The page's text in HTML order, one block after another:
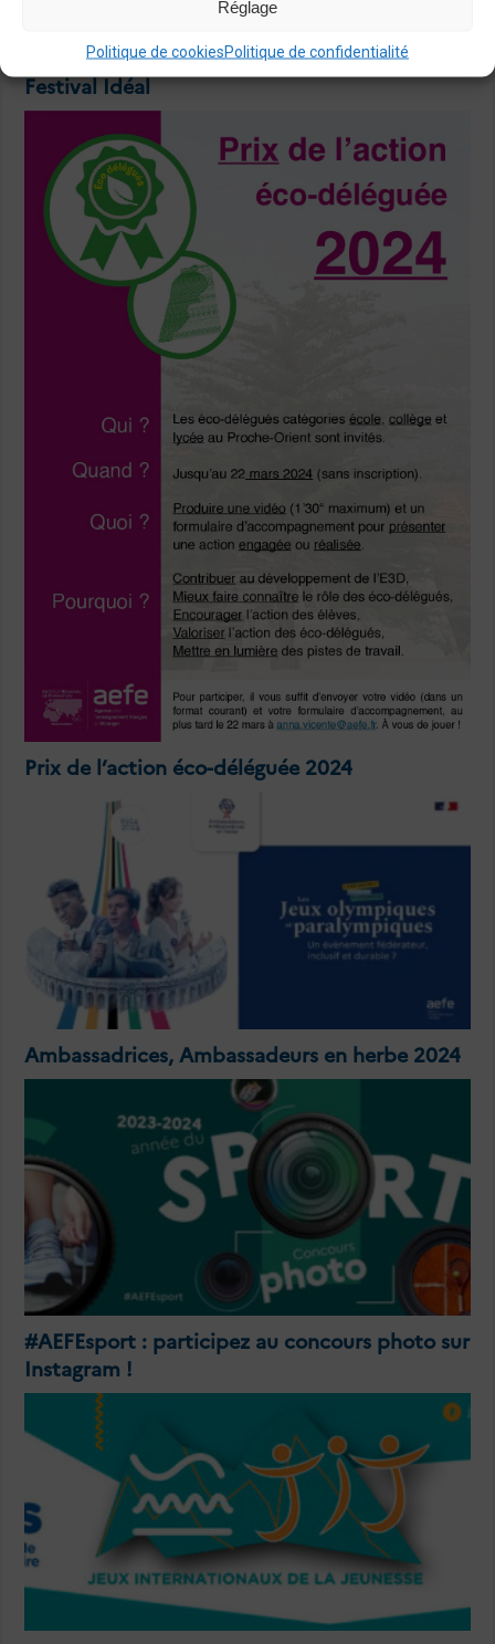
Réglage
Politique de cookiesPolitique de confidentialité
Festival Idéal
Prix de l’action éco-déléguée 2024
Ambassadrices, Ambassadeurs en herbe 2024
#AEFEsport : participez au concours photo sur
Instagram !